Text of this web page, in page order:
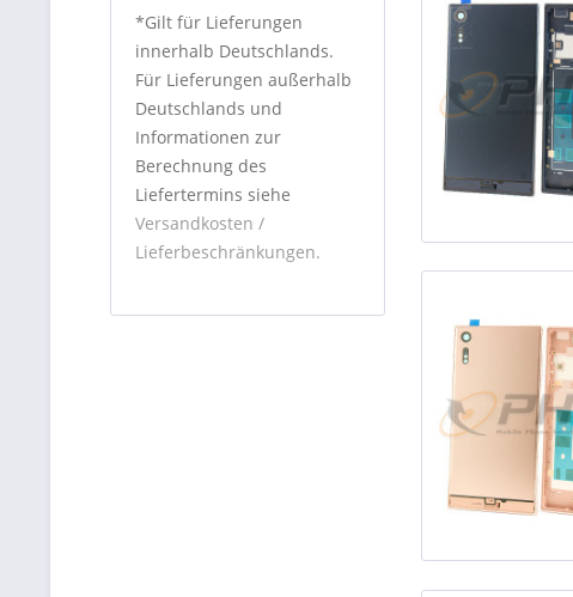
*Gilt für Lieferungen
innerhalb Deutschlands.
Für Lieferungen außerhalb
Deutschlands und
Informationen zur
Berechnung des
Liefertermins siehe
Versandkosten /
Lieferbeschränkungen.